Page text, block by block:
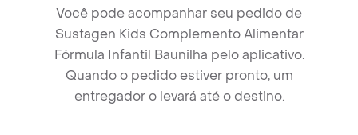
Você pode acompanhar seu pedido de
Sustagen Kids Complemento Alimentar
Fórmula Infantil Baunilha pelo aplicativo.
Quando o pedido estiver pronto, um
entregador o levará até o destino.